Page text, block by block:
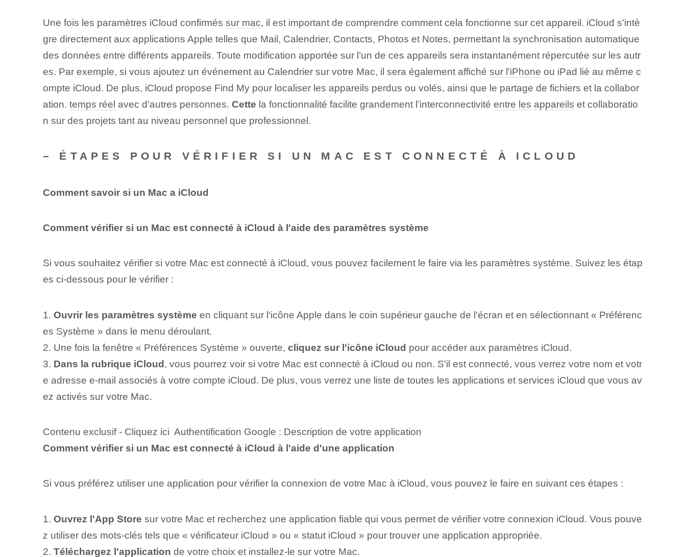
Une fois les paramètres iCloud confirmés sur mac, il est important de comprendre comment cela fonctionne sur cet appareil. iCloud s'intè
gre directement aux applications Apple telles que Mail, Calendrier, Contacts, Photos et Notes, permettant la synchronisation automatique
des données entre différents appareils. Toute modification apportée sur l’un de ces appareils sera instantanément répercutée sur les autr
es. Par exemple, si vous ajoutez un événement au Calendrier sur votre Mac, il sera également affiché sur l'iPhone ou iPad lié au même c
ompte iCloud. De plus, iCloud propose Find My pour localiser les appareils perdus ou volés, ainsi que le partage de fichiers et la collabor
ation. temps réel avec d'autres personnes. Cette la fonctionnalité facilite grandement l’interconnectivité entre les appareils et collaboratio
n sur des projets tant au niveau personnel que professionnel.
– ÉTAPES POUR VÉRIFIER SI UN MAC EST CONNECTÉ À ICLOUD
Comment savoir si un Mac a iCloud
Comment vérifier si un Mac est connecté à iCloud à l'aide des paramètres système
Si vous souhaitez vérifier si votre Mac est connecté à iCloud, vous pouvez facilement le faire via les paramètres système. Suivez les étap
es ci-dessous pour le vérifier :
1. Ouvrir les paramètres système en cliquant sur l'icône Apple dans le coin supérieur gauche de l'écran et en sélectionnant « Préférenc
es Système » dans le menu déroulant.
2. Une fois la fenêtre « Préférences Système » ouverte, cliquez sur l'icône iCloud pour accéder aux paramètres iCloud.
3. Dans la rubrique iCloud, vous pourrez voir si votre Mac est connecté à iCloud ou non. S'il est connecté, vous verrez votre nom et votr
e adresse e-mail associés à votre compte iCloud. De plus, vous verrez une liste de toutes les applications et services iCloud que vous av
ez activés sur votre Mac.
Contenu exclusif - Cliquez ici Authentification Google : Description de votre application
Comment vérifier si un Mac est connecté à iCloud à l'aide d'une application
Si vous préférez utiliser une application pour vérifier la connexion de votre Mac à iCloud, vous pouvez le faire en suivant ces étapes :
1. Ouvrez l'App Store sur votre Mac et recherchez une application fiable qui vous permet de vérifier votre connexion iCloud. Vous pouve
z utiliser des mots-clés tels que « vérificateur iCloud » ou « statut iCloud » pour trouver une application appropriée.
2. Téléchargez l'application de votre choix et installez-le sur votre Mac.